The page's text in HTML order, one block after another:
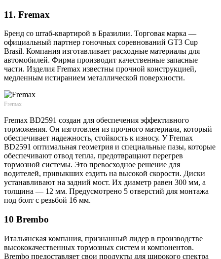
11. Fremax
Бренд со штаб-квартирой в Бразилии. Торговая марка —
официальный партнер гоночных соревнований GT3 Cup
Brasil. Компания изготавливает расходные материалы для
автомобилей. Фирма производит качественные запасные
части. Изделия Fremax известны прочной конструкцией,
медленным истиранием металлической поверхности.
Fremax
Fremax BD2591 создан для обеспечения эффективного
торможения. Он изготовлен из прочного материала, который
обеспечивает надежность, стойкость к износу. У Fremax
BD2591 оптимальная геометрия и специальные пазы, которые
обеспечивают отвод тепла, предотвращают перегрев
тормозной системы. Это превосходное решение для
водителей, привыкших ездить на высокой скорости. Диски
устанавливают на задний мост. Их диаметр равен 300 мм, а
толщина — 12 мм. Предусмотрено 5 отверстий для монтажа
под болт с резьбой 16 мм.
10 Brembo
Итальянская компания, признанный лидер в производстве
высококачественных тормозных систем и компонентов.
Brembo предоставляет свои продукты для широкого спектра